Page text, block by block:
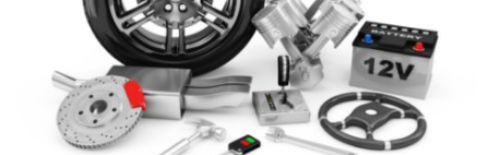
UniTrain Messzubehör, Shunts und Messleitungen
CO4203-2J